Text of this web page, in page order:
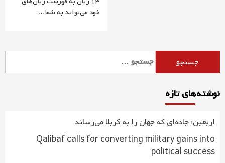
خود می‌تواند به شما…
برای:
نوشته‌های تازه
اربعین؛ جاده‌ای که جهان را به کربلا می‌رساند
Qalibaf calls for converting military gains into
political success